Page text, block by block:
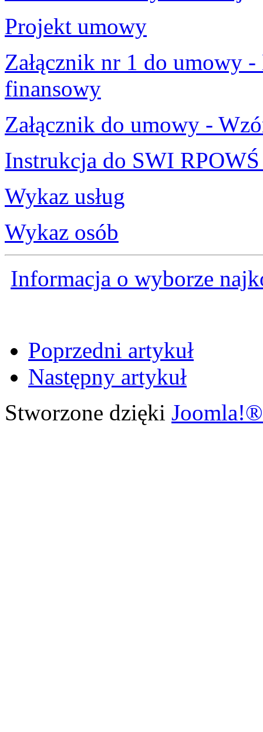
Projekt umowy
Załącznik nr 1 do umowy
finansowy
Załącznik do umowy -
Instrukcja do SWI
Wykaz usług
Wykaz osób
Informacja o wyborze
Poprzedni artykuł
Następny artykuł
Stworzone dzięki Joomla!®